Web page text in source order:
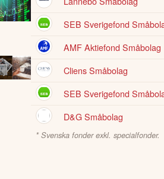
SEB Sverigefond
AMF Aktiefond Småbolag
Cliens Småbolag
SEB Sverigefond
D&G Småbolag
* Svenska fonder exkl. specialfonder.